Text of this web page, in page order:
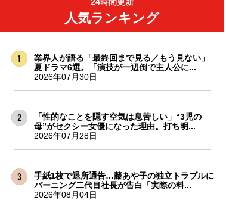
人気ランキング
業界人が語る「最終回まで見る／もう見ない」
夏ドラマ6選。「演技が一辺倒で主人公に...
2026年07月30日
「性的なことを隠す空気は息苦しい」“3児の
母”がセクシー女優になった理由。打ち明...
2026年07月28日
手紙1枚で退所通告…藤あや子の独立トラブルに
バーニング二代目社長が告白「実際の料...
2026年08月04日